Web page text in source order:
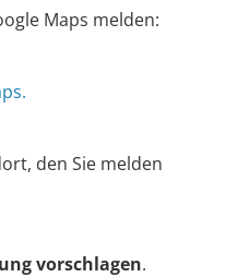
Maps melden:
den Sie melden
vorschlagen.